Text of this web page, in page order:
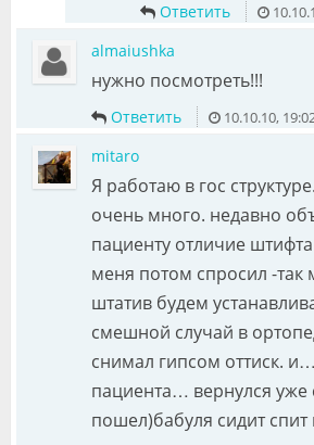
Ответить
almaiushka
нужно посмотреть!!!
Ответить 10.10.10,
mitaro
Я работаю в гос
очень много. недавно
пациенту отличие
меня потом спросил -так
штатив будем
смешной случай в
снимал гипсом оттиск.
пациента… вернулся
пошел)бабуля сидит спит